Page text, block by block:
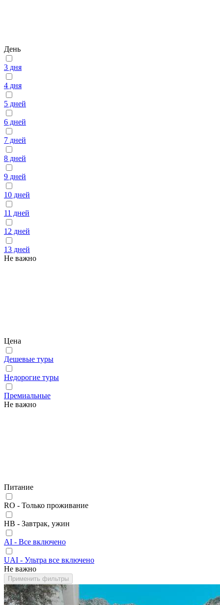
День
3 дня
4 дня
5 дней
6 дней
7 дней
8 дней
9 дней
10 дней
11 дней
12 дней
13 дней
Не важно
Цена
Дешевые туры
Недорогие туры
Премиальные
Не важно
Питание
RO - Только проживание
HB - Завтрак, ужин
AI - Все включено
UAI - Ультра все включено
Не важно
Применить фильтры